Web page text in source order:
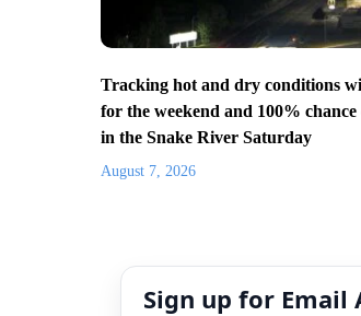
Tracking hot and dry conditions
for the weekend and 100%
in the Snake River Saturday
August 7, 2026
Sign up for Email